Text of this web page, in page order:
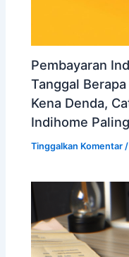
Pembayaran
Tanggal
Kena Denda,
Indihome
Tinggalkan Komentar /